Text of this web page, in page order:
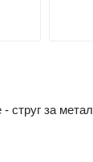
струг за метал